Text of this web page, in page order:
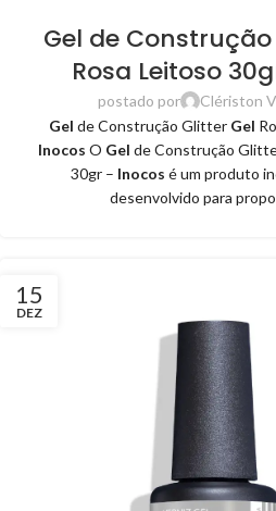
Gel de
Rosa Leitoso
postado por Clériston
Gel de Construção Glitter Gel
Inocos O Gel de Construção
30gr – Inocos é um produto
desenvolvido para
15
DEZ